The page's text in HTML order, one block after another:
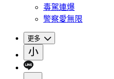
毒駕連爆
警察愛無限
更多